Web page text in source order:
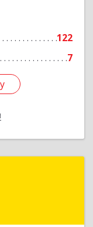
122
7
Подробнее
г,